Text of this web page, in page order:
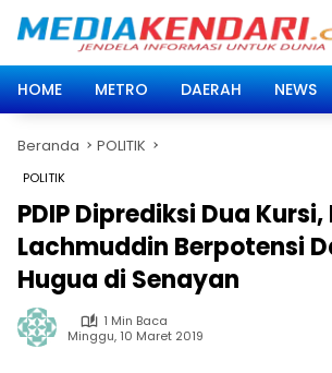
HOME
METRO DAERAH NEWS
Beranda POLITIK
POLITIK
PDIP Diprediksi Dua Kursi,
Lachmuddin Berpotensi
Hugua di Senayan
1 Min Baca
Minggu, 10 Maret 2019